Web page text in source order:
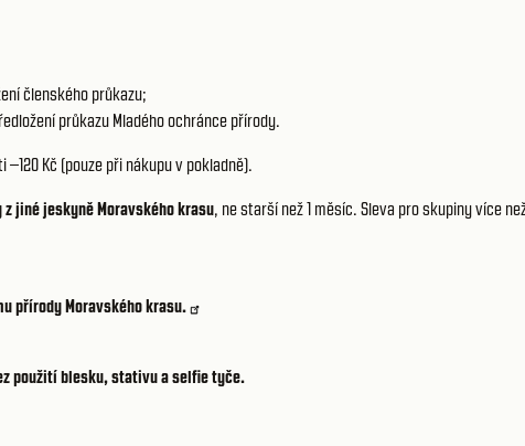
členského průkazu;
průkazu Mladého ochránce přírody.
Kč (pouze při nákupu v pokladně).
jiné jeskyně Moravského krasu, ne starší než 1 měsíc. Sleva pro skupiny více
přírody Moravského krasu.
použití blesku, stativu a selfie tyče.